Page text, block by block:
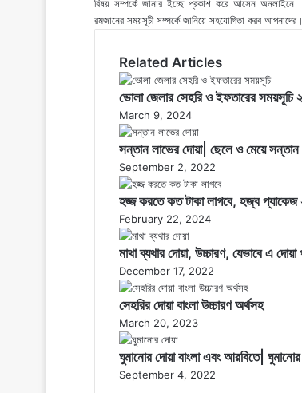
বিষয় সম্পর্কে জানার ইচ্ছে প্রকাশ করে আসেন
রমজানের সময়সূচী সম্পর্কে জানিয়ে সহযোগিতা করব আপনাদের।
Related Articles
ভোলা জেলার সেহরি ও ইফতারের
March 9, 2024
সন্তান লাভের দোয়া| ছেলে ও মেয়ে সন্তান
September 2, 2022
হজ্জ করতে কত টাকা লাগবে, হজ্ব
February 22, 2024
মাথা ব্যথার দোয়া, উচ্চারণ, যেভাবে এ
December 17, 2022
সেহরির দোয়া বাংলা উচ্চারণ অর্থসহ
March 20, 2023
ঘুমানোর দোয়া বাংলা এবং আরবিতে|
September 4, 2022